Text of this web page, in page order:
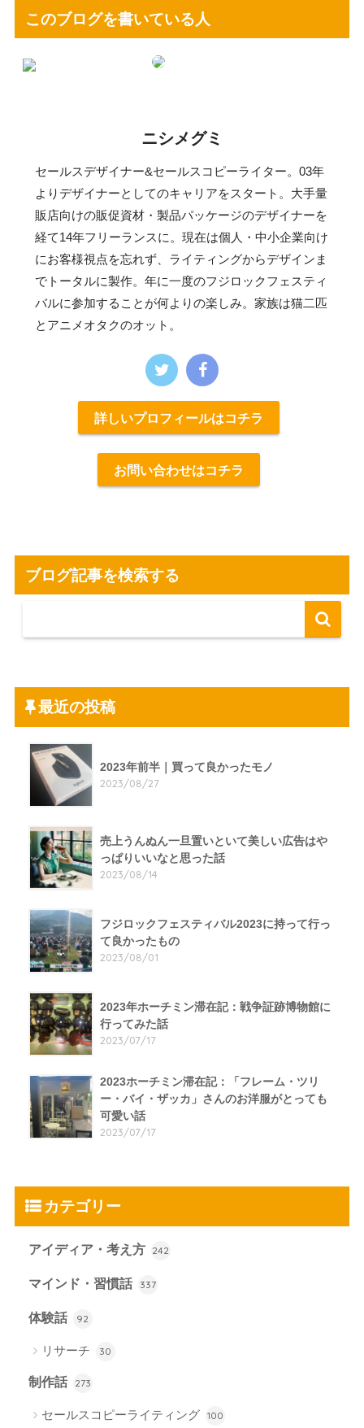
このブログを書いている人
ニシメグミ
セールスデザイナー&セールスコピーライター。03年
よりデザイナーとしてのキャリアをスタート。大手量
販店向けの販促資材・製品パッケージのデザイナーを
経て14年フリーランスに。現在は個人・中小企業向け
にお客様視点を忘れず、ライティングからデザインま
でトータルに製作。年に一度のフジロックフェスティ
バルに参加することが何よりの楽しみ。家族は猫二匹
とアニメオタクのオット。
詳しいプロフィールはコチラ
お問い合わせはコチラ
ブログ記事を検索する
最近の投稿
2023年前半｜買って良かったモノ
2023/08/27
売上うんぬん一旦置いといて美しい広告はや
っぱりいいなと思った話
2023/08/14
フジロックフェスティバル2023に持って行っ
て良かったもの
2023/08/01
2023年ホーチミン滞在記：戦争証跡博物館に
行ってみた話
2023/07/17
2023ホーチミン滞在記：「フレーム・ツリ
ー・バイ・ザッカ」さんのお洋服がとっても
可愛い話
2023/07/17
カテゴリー
アイディア・考え方 242
マインド・習慣話 337
体験話 92
リサーチ 30
制作話 273
セールスコピーライティング 100